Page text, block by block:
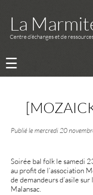
La
Centre d’échanges et de
☰
Publié lemercredi 20
Soirée bal folk le samedi
au profit de l’association
de demandeurs d’asile
Malansac.